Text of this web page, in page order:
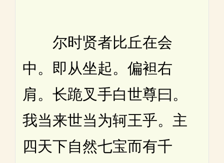
尔时贤者比丘在会
中。即从坐起。偏袒右
肩。长跪叉手白世尊曰。
我当来世当为轲王乎。主
四天下自然七宝而有千